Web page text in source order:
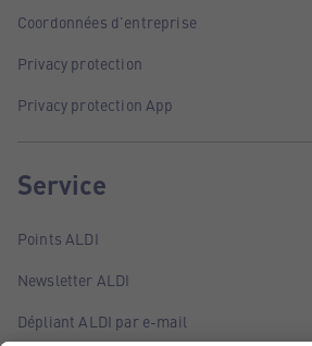
Coordonnées d'entreprise
Privacy protection
Privacy protection App
Service
Points ALDI
Newsletter ALDI
Dépliant ALDI par e-mail